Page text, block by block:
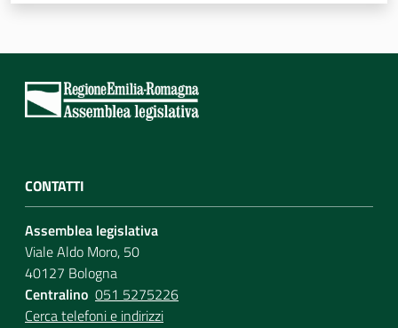
CONTATTI
Assemblea legislativa
Viale Aldo Moro, 50
40127 Bologna
Centralino 051 5275226
Cerca telefoni e indirizzi